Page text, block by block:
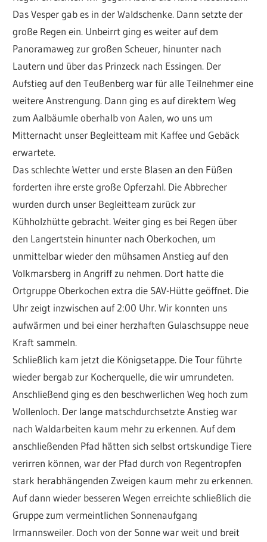
Das Vesper gab es in der Waldschenke. Dann setzte der
große Regen ein. Unbeirrt ging es weiter auf dem
Panoramaweg zur großen Scheuer, hinunter nach
Lautern und über das Prinzeck nach Essingen. Der
Aufstieg auf den Teußenberg war für alle Teilnehmer eine
weitere Anstrengung. Dann ging es auf direktem Weg
zum Aalbäumle oberhalb von Aalen, wo uns um
Mitternacht unser Begleitteam mit Kaffee und Gebäck
erwartete.
Das schlechte Wetter und erste Blasen an den Füßen
forderten ihre erste große Opferzahl. Die Abbrecher
wurden durch unser Begleitteam zurück zur
Kühholzhütte gebracht. Weiter ging es bei Regen über
den Langertstein hinunter nach Oberkochen, um
unmittelbar wieder den mühsamen Anstieg auf den
Volkmarsberg in Angriff zu nehmen. Dort hatte die
Ortgruppe Oberkochen extra die SAV-Hütte geöffnet. Die
Uhr zeigt inzwischen auf 2:00 Uhr. Wir konnten uns
aufwärmen und bei einer herzhaften Gulaschsuppe neue
Kraft sammeln.
Schließlich kam jetzt die Königsetappe. Die Tour führte
wieder bergab zur Kocherquelle, die wir umrundeten.
Anschließend ging es den beschwerlichen Weg hoch zum
Wollenloch. Der lange matschdurchsetzte Anstieg war
nach Waldarbeiten kaum mehr zu erkennen. Auf dem
anschließenden Pfad hätten sich selbst ortskundige Tiere
verirren können, war der Pfad durch von Regentropfen
stark herabhängenden Zweigen kaum mehr zu erkennen.
Auf dann wieder besseren Wegen erreichte schließlich die
Gruppe zum vermeintlichen Sonnenaufgang
Irmannsweiler. Doch von der Sonne war weit und breit